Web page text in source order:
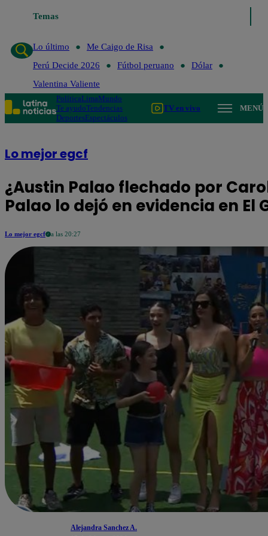
Temas
Lo último
Me Caigo de Risa
Perú Decide 2026
Fútbol peruano
Dólar
Valentina Valiente
PolíticaLimaMundo
Te ayudoTendencias
DeportesEspectáculos
TV en vivo MENÚ
Lo mejor egcf
¿Austin Palao flechado por
Palao lo dejó en evidencia en El
Lo mejor egcf a las 20:27
Alejandra Sanchez A.